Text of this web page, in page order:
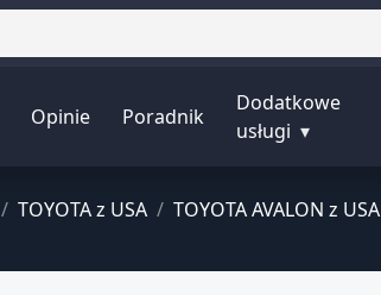
Opinie Poradnik
Dodatkowe
usługi ▾
/ TOYOTA z USA / TOYOTA AVALON z USA